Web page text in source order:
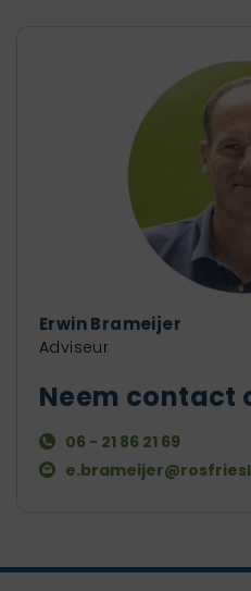
Erwin Brameijer
Adviseur
Neem contact
06 - 21 86 21 69